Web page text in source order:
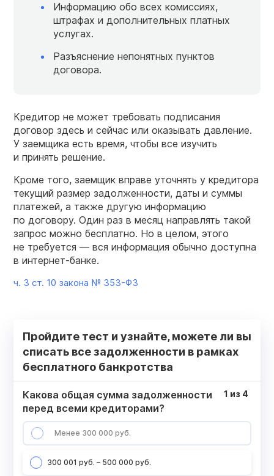
Информацию обо всех комиссиях,
штрафах и дополнительных платных
услугах.
Разъяснение непонятных пунктов
договора.
Кредитор не может требовать подписания
договор здесь и сейчас или оказывать давление.
У заемщика есть время, чтобы все изучить
и принять решение.
Кроме того, заемщик вправе уточнять у кредитора
текущий размер задолженности, даты и суммы
платежей, а также другую информацию
по договору. Один раз в месяц направлять такой
запрос можно бесплатно. Но в целом, этого
не требуется — вся информация обычно доступна
в интернет-банке.
ч. 3 ст. 10 закона № 353-ФЗ
Пройдите тест и узнайте, можете ли вы
списать все задолженности в рамках
бесплатного банкротства
Какова общая сумма задолженности
перед всеми кредиторами?
Менее 300 000 руб.
300 001 руб. – 500 000 руб.
1 из 4